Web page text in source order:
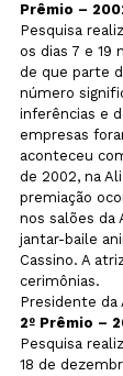
Prêmio –
Pesquisa
os dias 7 e 19
de que parte
número
inferências e
empresas
aconteceu
de 2002, na
premiação
nos salões da
jantar-baile
Cassino. A
cerimônias.
2º Prêmio –
Pesquisa
18 de